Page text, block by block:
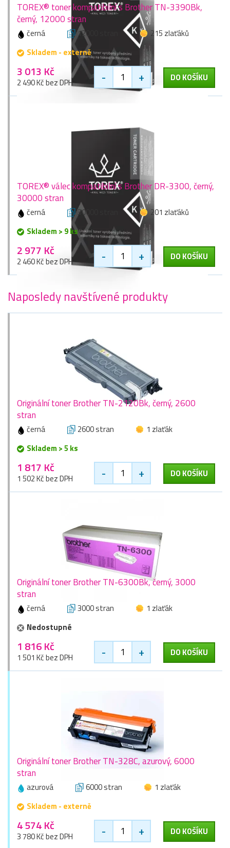
TOREX® toner kompatibilní s Brother TN-3390Bk,
černý, 12000 stran
černá 12000 stran
215 zlaťáků
Skladem - externě
3 013 Kč
2 490 Kč bez DPH - + DO KOŠÍKU
TOREX® válec kompatibilní s Brother DR-3300, černý,
30000 stran
černá 30000 stran
201 zlaťáků
Skladem > 9 ks
2 977 Kč
2 460 Kč bez DPH - + DO KOŠÍKU
Naposledy navštívené produkty
Originální toner Brother TN-2120Bk, černý, 2600
stran
černá 2600 stran
1 zlaťák
Skladem > 5 ks
1 817 Kč
1 502 Kč bez DPH - + DO KOŠÍKU
Originální toner Brother TN-6300Bk, černý, 3000
stran
černá 3000 stran
1 zlaťák
Nedostupné
1 816 Kč
1 501 Kč bez DPH - + DO KOŠÍKU
Originální toner Brother TN-328C, azurový, 6000
stran
azurová 6000 stran
1 zlaťák
Skladem - externě
4 574 Kč
3 780 Kč bez DPH - + DO KOŠÍKU